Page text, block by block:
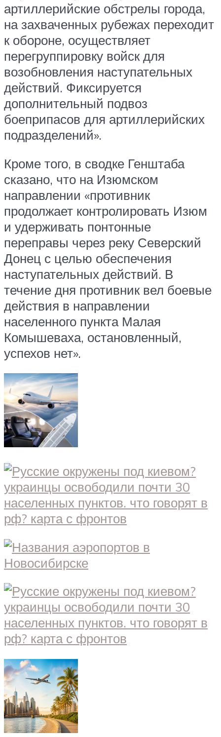
артиллерийские обстрелы города,
на захваченных рубежах переходит
к обороне, осуществляет
перегруппировку войск для
возобновления наступательных
действий. Фиксируется
дополнительный подвоз
боеприпасов для артиллерийских
подразделений».
Кроме того, в сводке Генштаба
сказано, что на Изюмском
направлении «противник
продолжает контролировать Изюм
и удерживать понтонные
переправы через реку Северский
Донец с целью обеспечения
наступательных действий. В
течение дня противник вел боевые
действия в направлении
населенного пункта Малая
Комышеваха, остановленный,
успехов нет».